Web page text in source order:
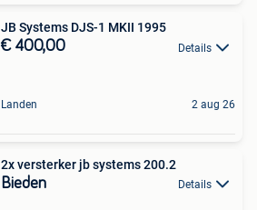
JB Systems DJS-1 MKII 1995
€ 400,00 Details
Landen 2 aug 26
2x versterker jb systems 200.2
Bieden Details